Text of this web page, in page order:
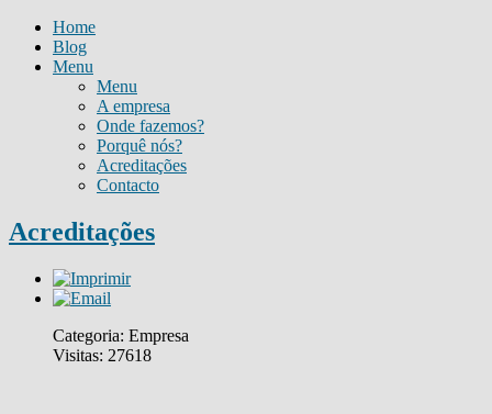
Home
Blog
Menu
Menu
A empresa
Onde fazemos?
Porquê nós?
Acreditações
Contacto
Acreditações
Categoria: Empresa
Visitas: 27618